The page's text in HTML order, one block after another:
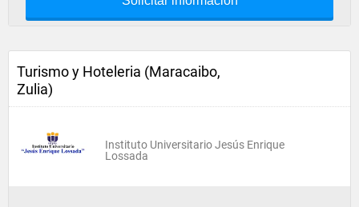
Turismo y Hoteleria (Maracaibo,
Zulia)
Instituto Universitario Jesús Enrique
Lossada